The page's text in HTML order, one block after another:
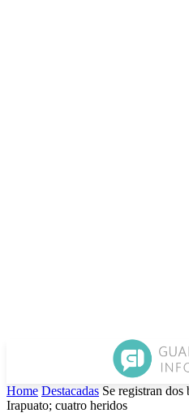
Home Destacadas Se registran dos
Irapuato; cuatro heridos